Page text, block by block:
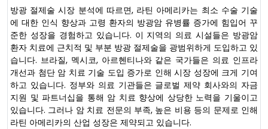
방광 절제술 시장 분석에 따르면, 라틴 아메리카는 최소 수술 기술
에 대한 인식 향상과 고령 환자의 방광암 유병률 증가에 힘입어 꾸
준한 성장을 경험하고 있습니다. 이 지역의 의료 시설들은 방광암
환자 치료에 근치적 및 부분 방광 절제술을 광범위하게 도입하고 있
습니다. 브라질, 멕시코, 아르헨티나와 같은 국가들은 의료 인프라
개선과 첨단 암 치료 기술 도입 증가로 인해 시장 성장에 크게 기여
하고 있습니다. 정부와 의료 기관들은 글로벌 제약 회사와의 자금
지원 및 파트너십을 통해 암 치료 향상에 상당한 노력을 기울이고
있습니다. 그러나 암 치료 전문의 부족, 높은 비용 등의 문제로 인해
라틴 아메리카의 산업 성장은 제약되고 있습니다.